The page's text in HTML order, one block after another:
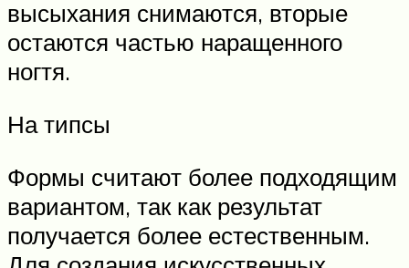
высыхания снимаются, вторые
остаются частью наращенного
ногтя.
На типсы
Формы считают более подходящим
вариантом, так как результат
получается более естественным.